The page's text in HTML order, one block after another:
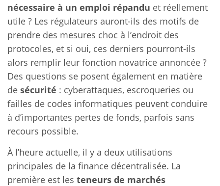
nécessaire à un emploi répandu et réellement
utile ? Les régulateurs auront-ils des motifs de
prendre des mesures choc à l’endroit des
protocoles, et si oui, ces derniers pourront-ils
alors remplir leur fonction novatrice annoncée ?
Des questions se posent également en matière
de sécurité : cyberattaques, escroqueries ou
failles de codes informatiques peuvent conduire
à d’importantes pertes de fonds, parfois sans
recours possible.
À l’heure actuelle, il y a deux utilisations
principales de la finance décentralisée. La
première est les teneurs de marchés